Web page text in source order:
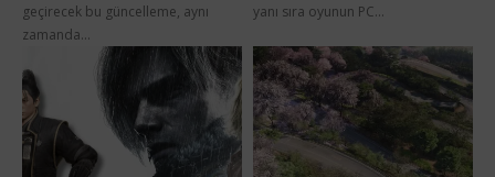
geçirecek bu güncelleme, aynı
zamanda...
yanı sıra oyunun PC...